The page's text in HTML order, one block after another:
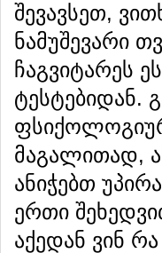
შევავსეთ,
ნამუშევარი
ჩაგვიტარეს
ტესტებიდან.
მაგალითად,
ანიჭებთ
ერთი
აქედან ვინ